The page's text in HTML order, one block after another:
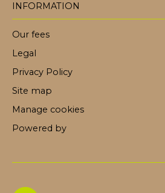
INFORMATION
Our fees
Legal
Privacy Policy
Site map
Manage cookies
Powered by